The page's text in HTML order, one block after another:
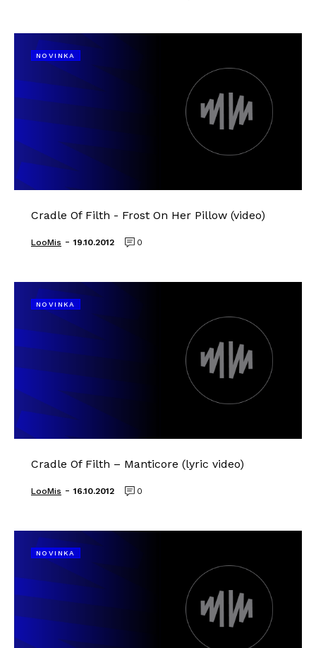
NOVINKA
Cradle Of Filth - Frost On Her Pillow (video)
LooMis - 19.10.2012 0
NOVINKA
Cradle Of Filth – Manticore (lyric video)
LooMis - 16.10.2012 0
NOVINKA